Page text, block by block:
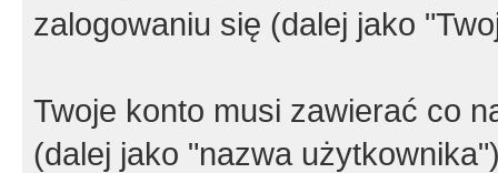
zalogowaniu się (dalej jako
Twoje konto musi zawierać co
(dalej jako "nazwa